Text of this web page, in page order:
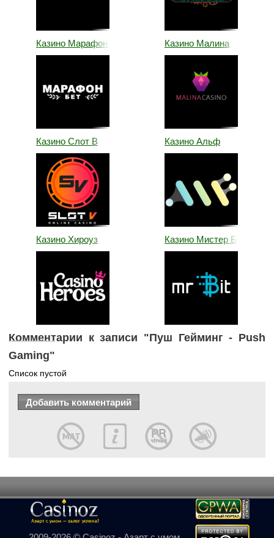
Казино Марафон Бет Казино Малина
Казино Слот В Казино Альф
Казино Хироуз Казино Мистер Бит
Комментарии к записи "Пуш Гейминг - Push
Gaming"
Список пустой